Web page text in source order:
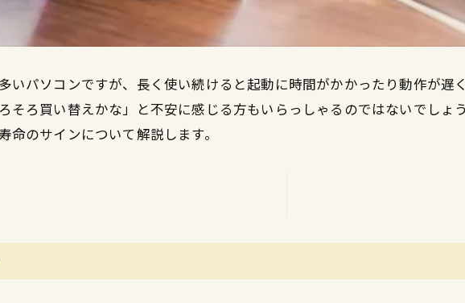
いパソコンですが、長く使い続けると起動に時間がかかったり動作が遅
そろ買い替えかな」と不安に感じる方もいらっしゃるのではないでしょ
のサインについて解説します。